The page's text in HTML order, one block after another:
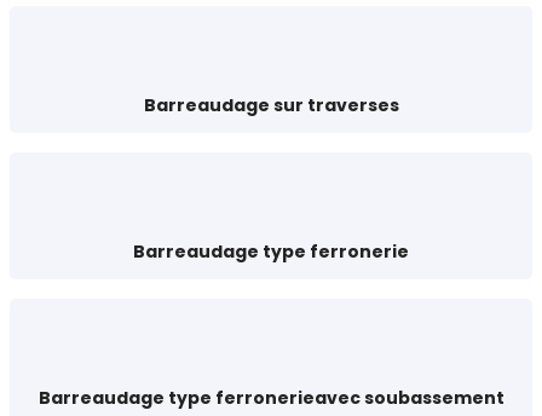
Barreaudage sur traverses
Barreaudage type ferronerie
Barreaudage type ferronerieavec soubassement